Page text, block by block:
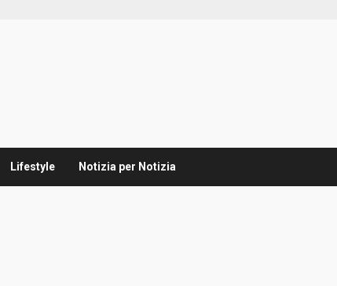
Lifestyle Notizia per Notizia